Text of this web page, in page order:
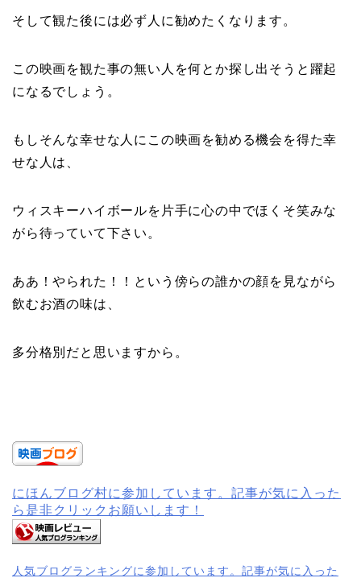
そして観た後には必ず人に勧めたくなります。
この映画を観た事の無い人を何とか探し出そうと躍起
になるでしょう。
もしそんな幸せな人にこの映画を勧める機会を得た幸
せな人は、
ウィスキーハイボールを片手に心の中でほくそ笑みな
がら待っていて下さい。
ああ！やられた！！という傍らの誰かの顔を見ながら
飲むお酒の味は、
多分格別だと思いますから。
にほんブログ村に参加しています。記事が気に入った
ら是非クリックお願いします！
人気ブログランキングに参加しています。記事が気に入った